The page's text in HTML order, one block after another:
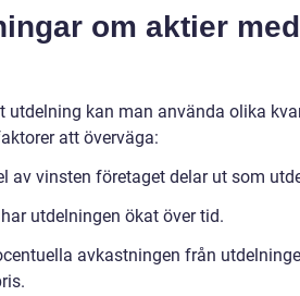
om aktier med
utdelning kan man använda olika
att överväga:
av vinsten företaget delar ut som
utdelningen ökat över tid.
avkastningen från